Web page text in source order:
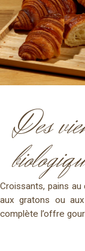
Des
Croissants, pains
aux gratons ou
complète l’offre